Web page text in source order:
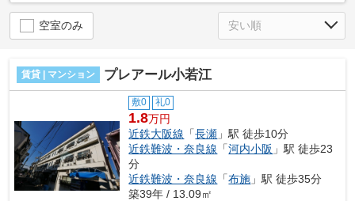
空室のみ
賃貸 | マンション プレアール小若江
敷0 礼0
1.8万円
近鉄大阪線 「長瀬 」駅 徒歩10分
近鉄難波・奈良線 「河内小阪 」駅 徒歩23
分
近鉄難波・奈良線 「布施 」駅 徒歩35分
築39年 / 13.09㎡